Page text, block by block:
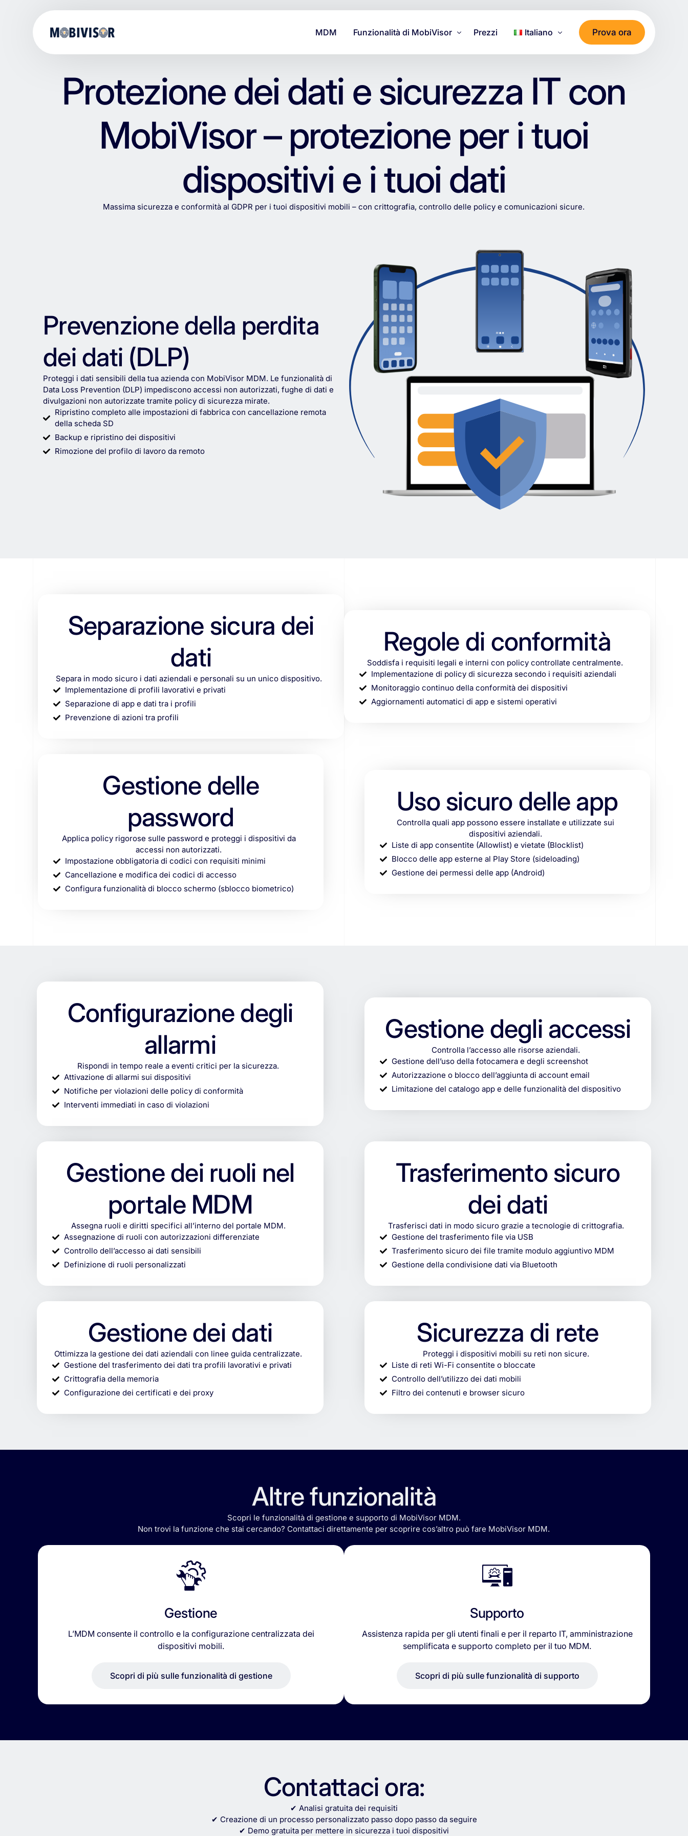
MDM Funzionalità di MobiVisor
Sicurezza e Protezione dei Dati
Gestione
Prezzi Italiano
العربية
Français
Italiano
Prova ora
Protezione dei dati e sicurezza IT con
MobiVisor – protezione per i tuoi
dispositivi e i tuoi dati
Massima sicurezza e conformità al GDPR per i tuoi dispositivi mobili – con crittografia, controllo delle policy e comunicazioni sicure.
Prevenzione della perdita
dei dati (DLP)
Proteggi i dati sensibili della tua azienda con MobiVisor MDM. Le funzionalità di
Data Loss Prevention (DLP) impediscono accessi non autorizzati, fughe di dati e
divulgazioni non autorizzate tramite policy di sicurezza mirate.
Ripristino completo alle impostazioni di fabbrica con cancellazione remota
della scheda SD
Backup e ripristino dei dispositivi
Rimozione del profilo di lavoro da remoto
Separazione sicura dei
dati
Separa in modo sicuro i dati aziendali e personali su un unico dispositivo.
Implementazione di profili lavorativi e privati
Separazione di app e dati tra i profili
Prevenzione di azioni tra profili
Regole di conformità
Soddisfa i requisiti legali e interni con policy controllate centralmente.
Implementazione di policy di sicurezza secondo i requisiti aziendali
Monitoraggio continuo della conformità dei dispositivi
Aggiornamenti automatici di app e sistemi operativi
Gestione delle
password
Applica policy rigorose sulle password e proteggi i dispositivi da
accessi non autorizzati.
Impostazione obbligatoria di codici con requisiti minimi
Cancellazione e modifica dei codici di accesso
Configura funzionalità di blocco schermo (sblocco biometrico)
Uso sicuro delle app
Controlla quali app possono essere installate e utilizzate sui
dispositivi aziendali.
Liste di app consentite (Allowlist) e vietate (Blocklist)
Blocco delle app esterne al Play Store (sideloading)
Gestione dei permessi delle app (Android)
Configurazione degli
allarmi
Rispondi in tempo reale a eventi critici per la sicurezza.
Attivazione di allarmi sui dispositivi
Notifiche per violazioni delle policy di conformità
Interventi immediati in caso di violazioni
Gestione degli accessi
Controlla l’accesso alle risorse aziendali.
Gestione dell’uso della fotocamera e degli screenshot
Autorizzazione o blocco dell’aggiunta di account email
Limitazione del catalogo app e delle funzionalità del dispositivo
Gestione dei ruoli nel
portale MDM
Assegna ruoli e diritti specifici all’interno del portale MDM.
Assegnazione di ruoli con autorizzazioni differenziate
Controllo dell’accesso ai dati sensibili
Definizione di ruoli personalizzati
Trasferimento sicuro
dei dati
Trasferisci dati in modo sicuro grazie a tecnologie di crittografia.
Gestione del trasferimento file via USB
Trasferimento sicuro dei file tramite modulo aggiuntivo MDM
Gestione della condivisione dati via Bluetooth
Gestione dei dati
Ottimizza la gestione dei dati aziendali con linee guida centralizzate.
Gestione del trasferimento dei dati tra profili lavorativi e privati
Crittografia della memoria
Configurazione dei certificati e dei proxy
Sicurezza di rete
Proteggi i dispositivi mobili su reti non sicure.
Liste di reti Wi-Fi consentite o bloccate
Controllo dell’utilizzo dei dati mobili
Filtro dei contenuti e browser sicuro
Altre funzionalità
Scopri le funzionalità di gestione e supporto di MobiVisor MDM.
Non trovi la funzione che stai cercando? Contattaci direttamente per scoprire cos’altro può fare MobiVisor MDM.
Gestione
L’MDM consente il controllo e la configurazione centralizzata dei
dispositivi mobili.
Scopri di più sulle funzionalità di gestione
Supporto
Assistenza rapida per gli utenti finali e per il reparto IT, amministrazione
semplificata e supporto completo per il tuo MDM.
Scopri di più sulle funzionalità di supporto
Contattaci ora:
✔ Analisi gratuita dei requisiti
✔ Creazione di un processo personalizzato passo dopo passo da seguire
✔ Demo gratuita per mettere in sicurezza i tuoi dispositivi